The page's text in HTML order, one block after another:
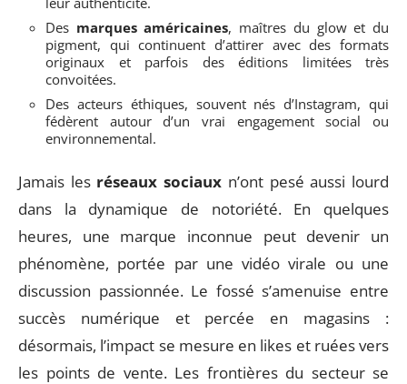
Des marques américaines, maîtres du glow et du
pigment, qui continuent d’attirer avec des formats
originaux et parfois des éditions limitées très
convoitées.
Des acteurs éthiques, souvent nés d’Instagram, qui
fédèrent autour d’un vrai engagement social ou
environnemental.
Jamais les réseaux sociaux n’ont pesé aussi lourd
dans la dynamique de notoriété. En quelques
heures, une marque inconnue peut devenir un
phénomène, portée par une vidéo virale ou une
discussion passionnée. Le fossé s’amenuise entre
succès numérique et percée en magasins :
désormais, l’impact se mesure en likes et ruées vers
les points de vente. Les frontières du secteur se